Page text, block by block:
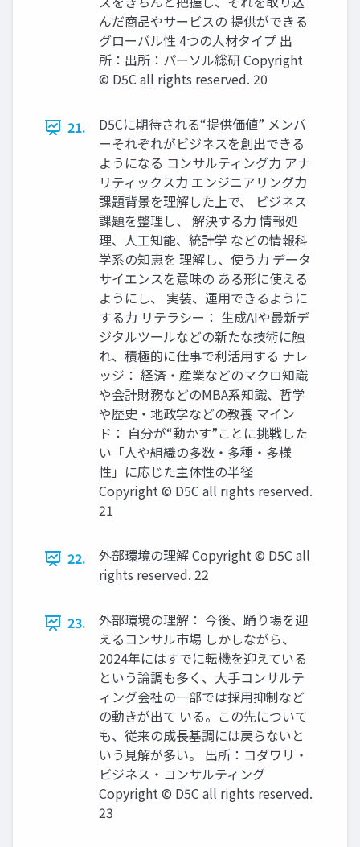
んだ商品やサービスの 提供ができる
グローバル性 4つの人材タイプ 出
所：出所：パーソル総研 Copyright
© D5C all rights reserved. 20
21.
D5Cに期待される“提供価値” メンバ
ーそれぞれがビジネスを創出できる
ようになる コンサルティング力 アナ
リティックス力 エンジニアリング力
課題背景を理解した上で、 ビジネス
課題を整理し、 解決する力 情報処
理、人工知能、統計学 などの情報科
学系の知恵を 理解し、使う力 データ
サイエンスを意味の ある形に使える
ようにし、 実装、運用できるように
する力 リテラシー： 生成AIや最新デ
ジタルツールなどの新たな技術に触
れ、積極的に仕事で利活用する ナレ
ッジ： 経済・産業などのマクロ知識
や会計財務などのMBA系知識、哲学
や歴史・地政学などの教養 マイン
ド： 自分が“動かす”ことに挑戦した
い「人や組織の多数・多種・多様
性」に応じた主体性の半径
Copyright © D5C all rights reserved.
21
22.
外部環境の理解 Copyright © D5C all
rights reserved. 22
23.
外部環境の理解： 今後、踊り場を迎
えるコンサル市場 しかしながら、
2024年にはすでに転機を迎えている
という論調も多く、大手コンサルテ
ィング会社の一部では採用抑制など
の動きが出て いる。この先について
も、従来の成長基調には戻らないと
いう見解が多い。 出所：コダワリ・
ビジネス・コンサルティング
Copyright © D5C all rights reserved.
23